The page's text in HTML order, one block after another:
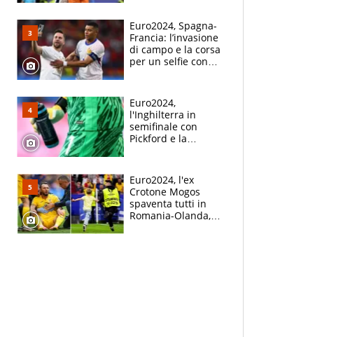
montagne russe
Euro2024, Spagna-
Francia: l’invasione
di campo e la corsa
per un selfie con
Euro2024,
l'Inghilterra in
semifinale con
Pickford e la
tuffati a sinistra"
Euro2024, l'ex
Crotone Mogos
spaventa tutti in
Romania-Olanda,